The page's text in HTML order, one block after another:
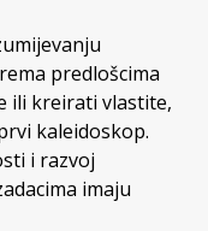
predlošcima
ili kreirati vlastite,
kaleidoskop.
i razvoj
imaju